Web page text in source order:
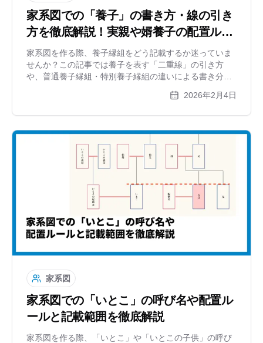
家系図での「養子」の書き方・線の引き
方を徹底解説！実親や婿養子の配置ルー
ルとは
家系図を作る際、養子縁組をどう記載するか迷っていま
せんか？この記事では養子を表す「二重線」の引き方
や、普通養子縁組・特別養子縁組の違いによる書き分
2026年2月4日
家系図
家系図での「いとこ」の呼び名や配置ル
ールと記載範囲を徹底解説
家系図を作る際、「いとこ」や「いとこの子供」の呼び